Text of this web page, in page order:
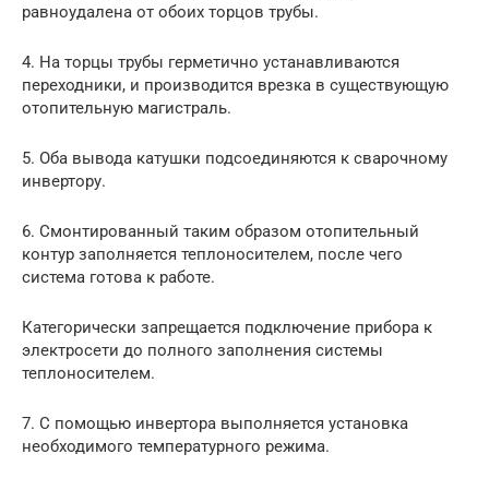
равноудалена от обоих торцов трубы.
4. На торцы трубы герметично устанавливаются
переходники, и производится врезка в существующую
отопительную магистраль.
5. Оба вывода катушки подсоединяются к сварочному
инвертору.
6. Смонтированный таким образом отопительный
контур заполняется теплоносителем, после чего
система готова к работе.
Категорически запрещается подключение прибора к
электросети до полного заполнения системы
теплоносителем.
7. С помощью инвертора выполняется установка
необходимого температурного режима.